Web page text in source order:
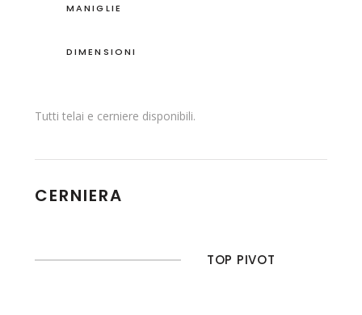
MANIGLIE
DIMENSIONI
Tutti telai e cerniere disponibili.
CERNIERA
TOP PIVOT